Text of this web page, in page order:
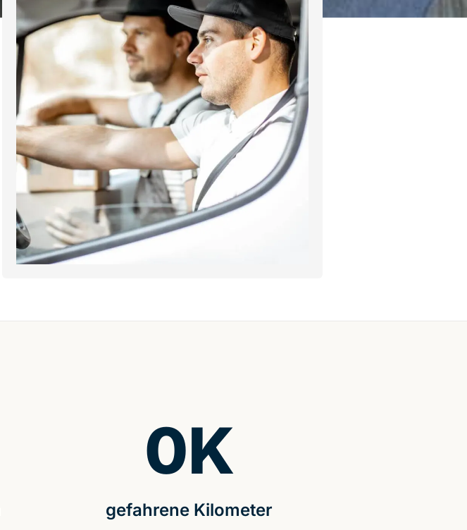
gefahrene Kilometer
0K